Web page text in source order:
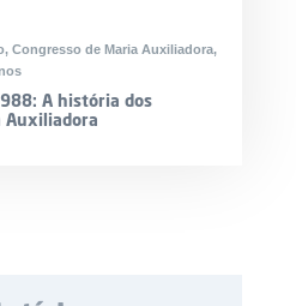
, Congresso de Maria Auxiliadora,
A história dos
Auxiliadora